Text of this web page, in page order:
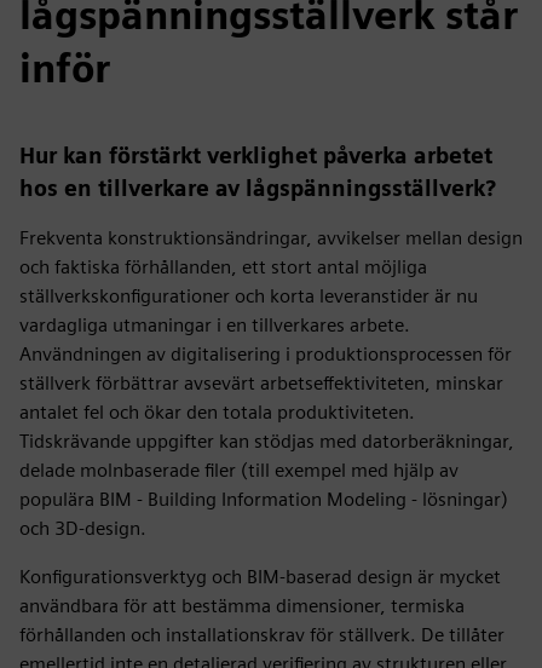
lågspänningsställverk står
inför
Hur kan förstärkt verklighet påverka arbetet
hos en tillverkare av lågspänningsställverk?
Frekventa konstruktionsändringar, avvikelser mellan design
och faktiska förhållanden, ett stort antal möjliga
ställverkskonfigurationer och korta leveranstider är nu
vardagliga utmaningar i en tillverkares arbete.
Användningen av digitalisering i produktionsprocessen för
ställverk förbättrar avsevärt arbetseffektiviteten, minskar
antalet fel och ökar den totala produktiviteten.
Tidskrävande uppgifter kan stödjas med datorberäkningar,
delade molnbaserade filer (till exempel med hjälp av
populära BIM - Building Information Modeling - lösningar)
och 3D-design.
Konfigurationsverktyg och BIM-baserad design är mycket
användbara för att bestämma dimensioner, termiska
förhållanden och installationskrav för ställverk. De tillåter